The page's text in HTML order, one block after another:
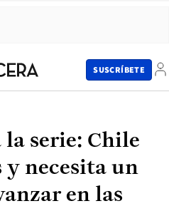
SUSCRÍBETE
la serie: Chile
y necesita un
en las